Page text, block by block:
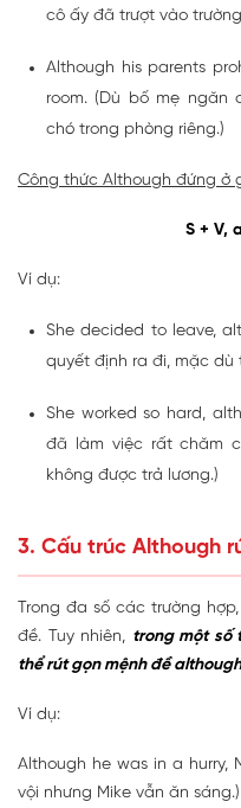
cô ấy đã trượt vào
Although his parents
room. (Dù bố mẹ ngăn
chó trong phòng riêng.)
Công thức Although đứng ở
S + V,
Ví dụ:
She decided to leave,
quyết định ra đi, mặc dù
She worked so hard,
đã làm việc rất chăm
không được trả lương.)
3. Cấu trúc Although
Trong đa số các trường
đề. Tuy nhiên, trong một số
thể rút gọn mệnh đề
Ví dụ:
Although he was in a hurry,
vội nhưng Mike vẫn ăn sáng.)